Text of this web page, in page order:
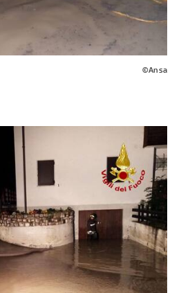
©Ansa